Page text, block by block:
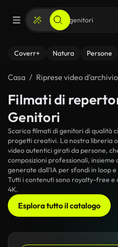
Coverr+ Natura Persone
Casa Riprese video d’archivio
Filmati di
Genitori
Scarica filmati di genitori di qualità
progetti creativi. La nostra libreria
video autentici girati da persone,
composizioni professionali, insieme
generate dall'IA per sfondi in loop
Tutti i contenuti sono royalty-free e
4K.
Esplora tutto il catalogo